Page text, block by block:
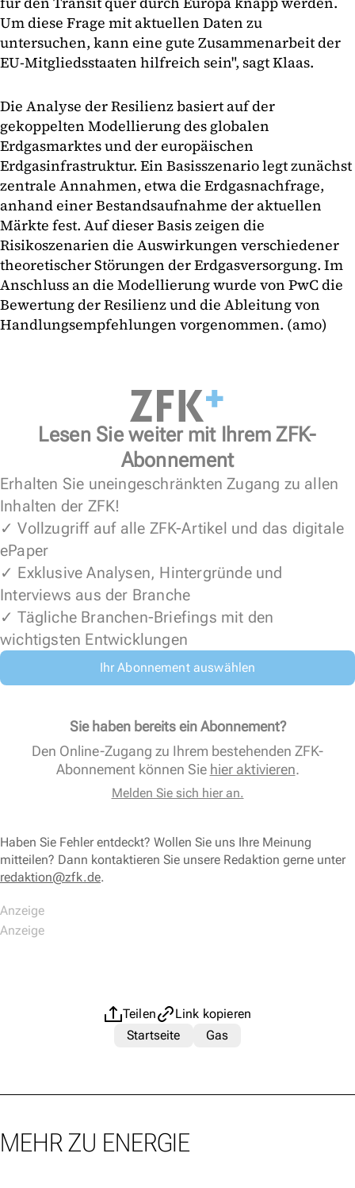
Um diese Frage mit aktuellen Daten zu
untersuchen, kann eine gute Zusammenarbeit der
EU-Mitgliedsstaaten hilfreich sein", sagt Klaas.
Die Analyse der Resilienz basiert auf der
gekoppelten Modellierung des globalen
Erdgasmarktes und der europäischen
Erdgasinfrastruktur. Ein Basisszenario legt zunächst
zentrale Annahmen, etwa die Erdgasnachfrage,
anhand einer Bestandsaufnahme der aktuellen
Märkte fest. Auf dieser Basis zeigen die
Risikoszenarien die Auswirkungen verschiedener
theoretischer Störungen der Erdgasversorgung. Im
Anschluss an die Modellierung wurde von PwC die
Bewertung der Resilienz und die Ableitung von
Handlungsempfehlungen vorgenommen. (amo)
Lesen Sie weiter mit Ihrem ZFK-
Abonnement
Erhalten Sie uneingeschränkten Zugang zu allen
Inhalten der ZFK!
✓ Vollzugriff auf alle ZFK-Artikel und das digitale
ePaper
✓ Exklusive Analysen, Hintergründe und
Interviews aus der Branche
✓ Tägliche Branchen-Briefings mit den
wichtigsten Entwicklungen
Ihr Abonnement auswählen
Sie haben bereits ein Abonnement?
Den Online-Zugang zu Ihrem bestehenden ZFK-
Abonnement können Sie hier aktivieren.
Melden Sie sich hier an.
Haben Sie Fehler entdeckt? Wollen Sie uns Ihre Meinung
mitteilen? Dann kontaktieren Sie unsere Redaktion gerne unter
redaktion@zfk.de.
Teilen
Link kopieren
Startseite
Gas
MEHR ZU ENERGIE